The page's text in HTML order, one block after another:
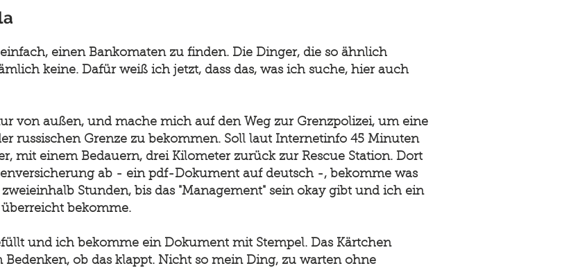
einen Bankomaten zu finden. Die Dinger, die so ähnlich
keine. Dafür weiß ich jetzt, dass das, was ich suche, hier auch
von außen, und mache mich auf den Weg zur Grenzpolizei, um eine
russischen Grenze zu bekommen. Soll laut Internetinfo 45 Minuten
mit einem Bedauern, drei Kilometer zurück zur Rescue Station. Dort
ab - ein pdf-Dokument auf deutsch -, bekomme was
Stunden, bis das "Management" sein okay gibt und ich ein
bekomme.
und ich bekomme ein Dokument mit Stempel. Das Kärtchen
ob das klappt. Nicht so mein Ding, zu warten ohne